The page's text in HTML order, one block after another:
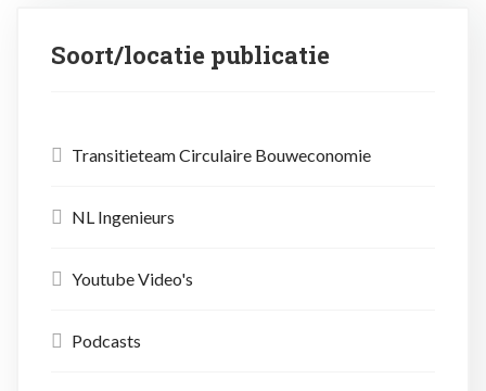
Soort/locatie publicatie
Transitieteam Circulaire Bouweconomie
NL Ingenieurs
Youtube Video's
Podcasts